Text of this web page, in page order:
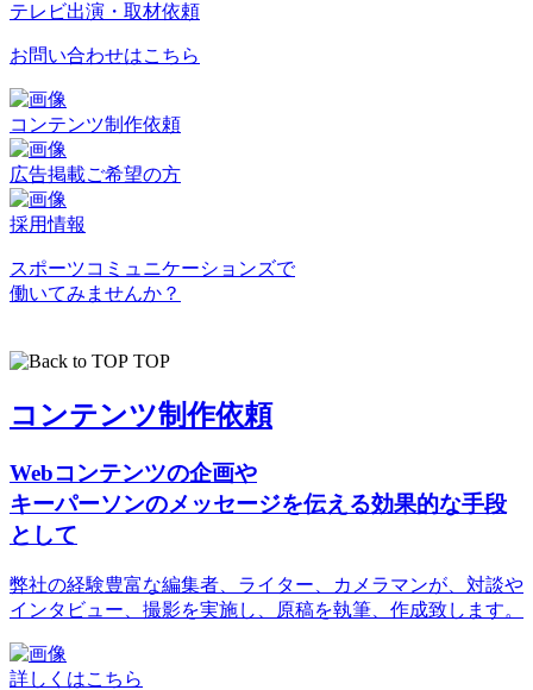
テレビ出演・取材依頼
お問い合わせはこちら
コンテンツ制作依頼
広告掲載ご希望の方
採用情報
スポーツコミュニケーションズで
働いてみませんか？
TOP
コンテンツ制作依頼
Webコンテンツの企画や
キーパーソンのメッセージを伝える効果的な手段
として
弊社の経験豊富な編集者、ライター、カメラマンが、対談や
インタビュー、撮影を実施し、原稿を執筆、作成致します。
詳しくはこちら